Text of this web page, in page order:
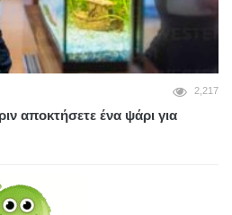
2,217
αποκτήσετε ένα ψάρι για